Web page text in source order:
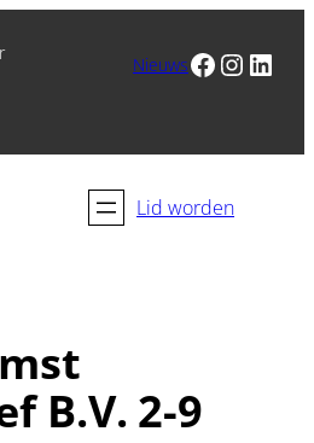
NieuwsFacebook Instagram LinkedIn
Lid worden
B.V. 2-9